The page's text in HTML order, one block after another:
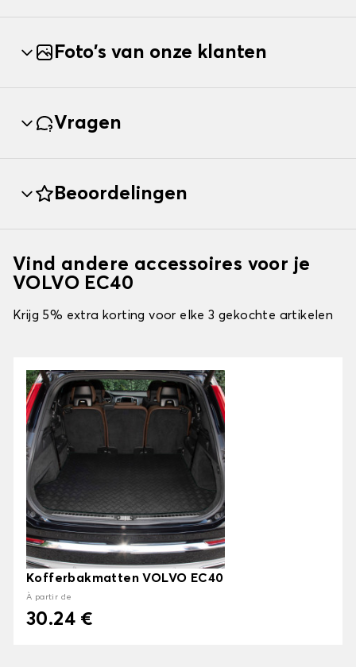
Foto's van onze klanten
Vragen
Beoordelingen
Vind andere accessoires voor je
VOLVO EC40
Krijg 5% extra korting voor elke 3 gekochte artikelen
Kofferbakmatten VOLVO EC40
À partir de
30.24 €